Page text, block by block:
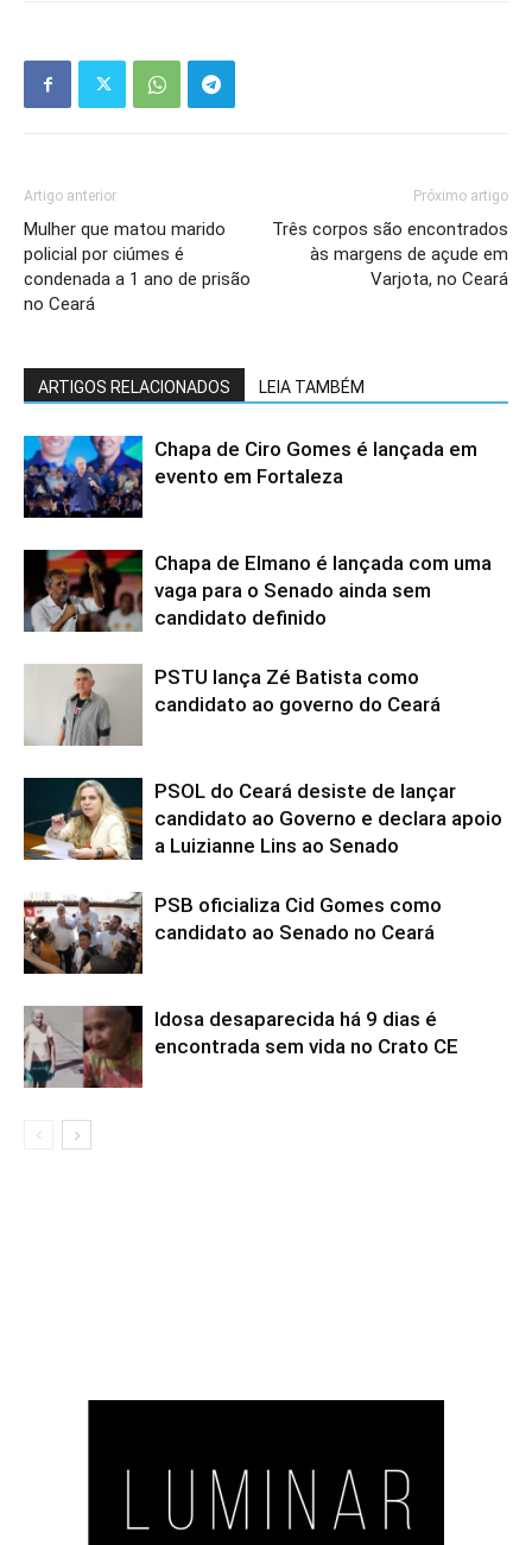
Artigo anterior
Mulher que matou marido
policial por ciúmes é
condenada a 1 ano de prisão
no Ceará
Próximo artigo
Três corpos são encontrados
às margens de açude em
Varjota, no Ceará
ARTIGOS RELACIONADOS LEIA TAMBÉM
Chapa de Ciro Gomes é lançada em
evento em Fortaleza
Chapa de Elmano é lançada com uma
vaga para o Senado ainda sem
candidato definido
PSTU lança Zé Batista como
candidato ao governo do Ceará
PSOL do Ceará desiste de lançar
candidato ao Governo e declara apoio
a Luizianne Lins ao Senado
PSB oficializa Cid Gomes como
candidato ao Senado no Ceará
Idosa desaparecida há 9 dias é
encontrada sem vida no Crato CE